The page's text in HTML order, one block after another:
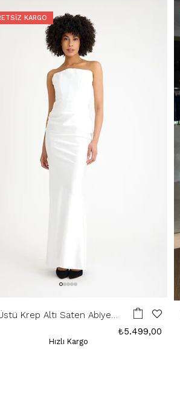
Krep Altı Saten Abiye
₺5.499,00
Hızlı Kargo
KARGO